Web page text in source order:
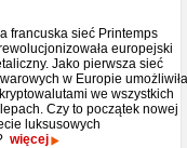
francuska sieć Printemps
europejski
Jako pierwsza sieć
w Europie umożliwiła
we wszystkich
Czy to początek nowej
luksusowych
więcej